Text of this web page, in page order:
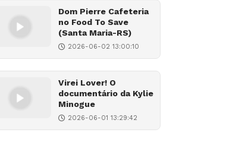
Dom Pierre Cafeteria
no Food To Save
(Santa Maria-RS)
2026-06-02 13:00:10
Virei Lover! O
documentário da Kylie
Minogue
2026-06-01 13:29:42